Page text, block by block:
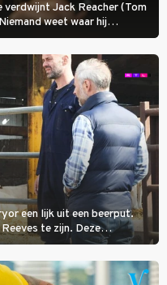
Jack Reacher (Tom
weet waar hij
Barr naar hem vraagt.
een lijk uit een beerput.
te zijn. Deze
gebroken met zijn familie